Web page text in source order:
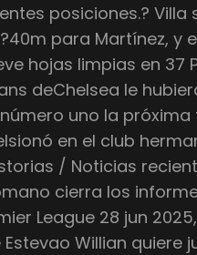
posiciones.? Villa
para Martínez, y
hojas limpias en 37
deChelsea le
uno la
en el club
/ Noticias
cierra los
League 28 jun
Willian quiere